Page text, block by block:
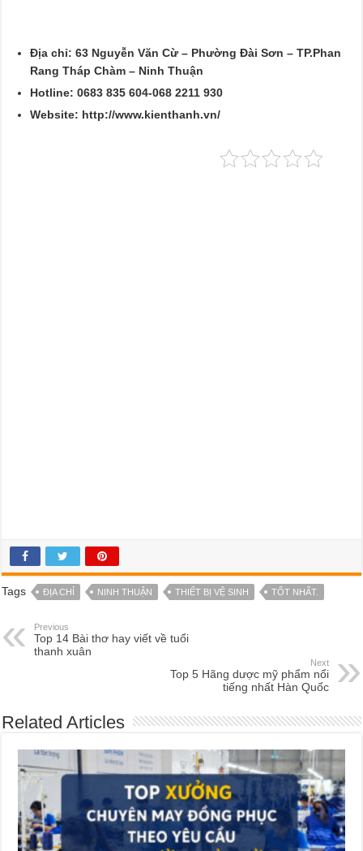
Địa chỉ: 63 Nguyễn Văn Cừ – Phường Đài Sơn – TP.Phan
Rang Tháp Chàm – Ninh Thuận
Hotline: 0683 835 604-068 2211 930
Website: http://www.kienthanh.vn/
Tags ĐỊA CHỈ NINH THUẬN THIẾT BỊ VỆ SINH TỐT NHẤT.
Previous
Top 14 Bài thơ hay viết về tuổi
thanh xuân
Next
Top 5 Hãng dược mỹ phẩm nổi
tiếng nhất Hàn Quốc
Related Articles